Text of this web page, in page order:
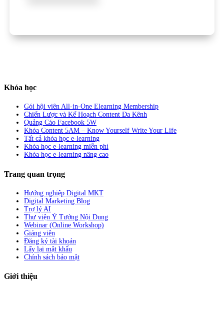
Khóa học
Gói hội viên All-in-One Elearning Membership
Chiến Lược và Kế Hoạch Content Đa Kênh
Quảng Cáo Facebook 5W
Khóa Content 5AM – Know Yourself Write Your Life
Tất cả khóa học e-learning
Khóa học e-learning miễn phí
Khóa học e-learning nâng cao
Trang quan trọng
Hướng nghiệp Digital MKT
Digital Marketing Blog
Trợ lý AI
Thư viện Ý Tưởng Nội Dung
Webinar (Online Workshop)
Giảng viên
Đăng ký tài khoản
Lấy lại mật khẩu
Chính sách bảo mật
Giới thiệu